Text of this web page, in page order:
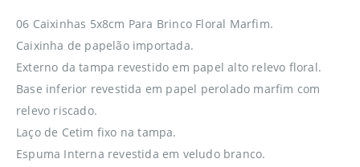
06 Caixinhas 5x8cm Para Brinco Floral Marfim.
Caixinha de papelão importada.
Externo da tampa revestido em papel alto relevo floral.
Base inferior revestida em papel perolado marfim com
relevo riscado.
Laço de Cetim fixo na tampa.
Espuma Interna revestida em veludo branco.